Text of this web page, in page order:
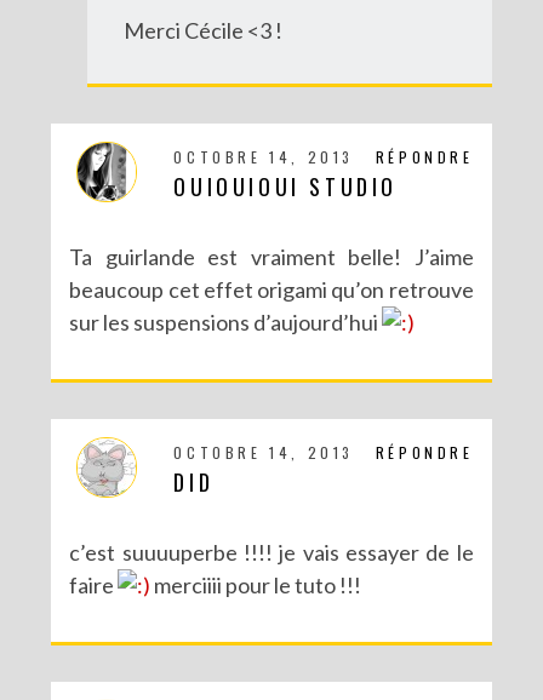
DIY SAINT VALENTIN : UNE CARTE POP-UP QUI BRISE LA GLACE !
Merci Cécile <3 !
RÉPONDRE
OCTOBRE 14, 2013
OUIOUIOUI STUDIO
Ta guirlande est vraiment belle! J’aime
beaucoup cet effet origami qu’on retrouve
sur les suspensions d’aujourd’hui
RÉPONDRE
OCTOBRE 14, 2013
DID
c’est suuuuperbe !!!! je vais essayer de le
faire
merciiii pour le tuto !!!